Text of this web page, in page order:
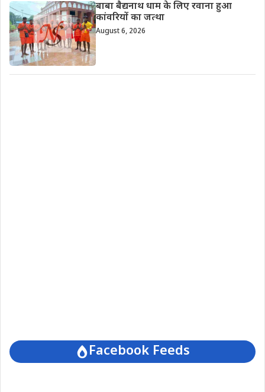
बाबा बैद्यनाथ धाम के लिए रवाना हुआ
कांवरियों का जत्था
August 6, 2026
Facebook Feeds